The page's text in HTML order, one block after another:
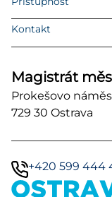
Kontakt
Magistrát
Prokešovo
729 30 Ostrava
+420 599 444